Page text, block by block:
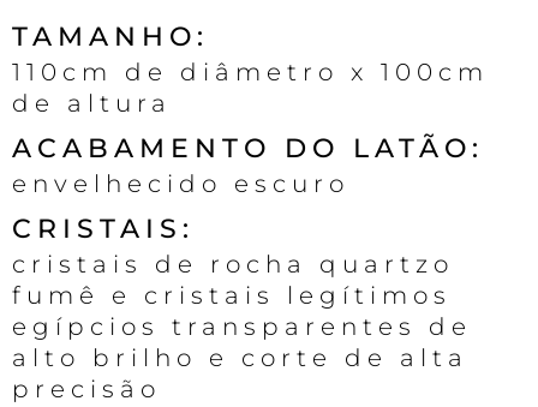
TAMANHO:
110cm de diâmetro x 100cm
de altura
ACABAMENTO DO LATÃO:
envelhecido escuro
CRISTAIS:
cristais de rocha quartzo
fumê e cristais legítimos
egípcios transparentes de
alto brilho e corte de alta
precisão